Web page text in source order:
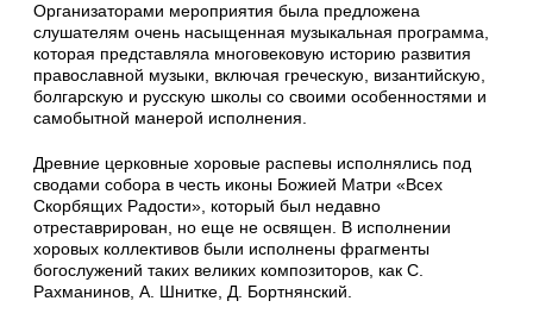
Организаторами мероприятия была предложена
слушателям очень насыщенная музыкальная программа,
которая представляла многовековую историю развития
православной музыки, включая греческую, византийскую,
болгарскую и русскую школы со своими особенностями и
самобытной манерой исполнения.
Древние церковные хоровые распевы исполнялись под
сводами собора в честь иконы Божией Матри «Всех
Скорбящих Радости», который был недавно
отреставрирован, но еще не освящен. В исполнении
хоровых коллективов были исполнены фрагменты
богослужений таких великих композиторов, как С.
Рахманинов, А. Шнитке, Д. Бортнянский.